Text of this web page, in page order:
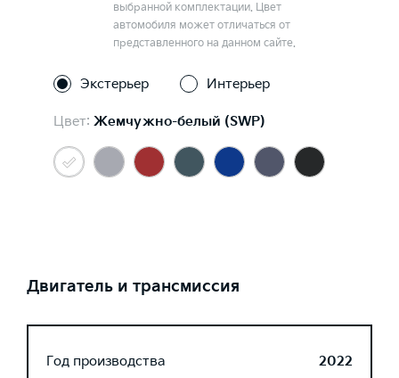
выбранной комплектации. Цвет
автомобиля может отличаться от
представленного на данном сайте.
Экстерьер Интерьер
Цвет: Жемчужно-белый (SWP)
Двигатель и трансмиссия
Год производства
2022